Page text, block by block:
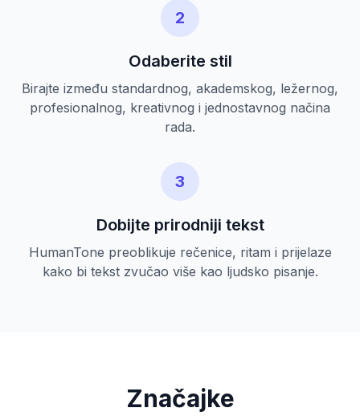
2
Odaberite stil
Birajte između standardnog, akademskog, ležernog,
profesionalnog, kreativnog i jednostavnog načina
rada.
3
Dobijte prirodniji tekst
HumanTone preoblikuje rečenice, ritam i prijelaze
kako bi tekst zvučao više kao ljudsko pisanje.
Značajke